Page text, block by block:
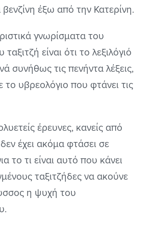
έξω από την Κατερίνη.
γνωρίσματα του
είναι ότι το λεξιλόγιό
συνήθως τις πενήντα λέξεις,
το υβρεολόγιο που φτάνει τις
έρευνες, κανείς από
έχει ακόμα φτάσει σε
το τι είναι αυτό που κάνει
ταξιτζήδες να ακούνε
η ψυχή του